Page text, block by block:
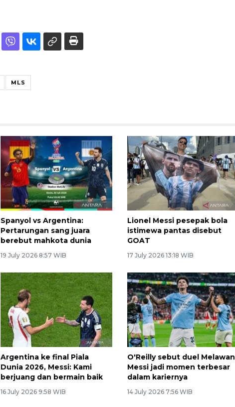
MLS
Spanyol vs Argentina:
Pertarungan sang juara
berebut mahkota dunia
19 July 2026 8:57 WIB
Lionel Messi pesepak bola
istimewa pantas disebut
GOAT
17 July 2026 13:18 WIB
Argentina ke final Piala
Dunia 2026, Messi: Kami
berjuang dan bermain baik
16 July 2026 9:58 WIB
O'Reilly sebut duel Melawan
Messi jadi momen terbesar
dalam kariernya
14 July 2026 7:56 WIB